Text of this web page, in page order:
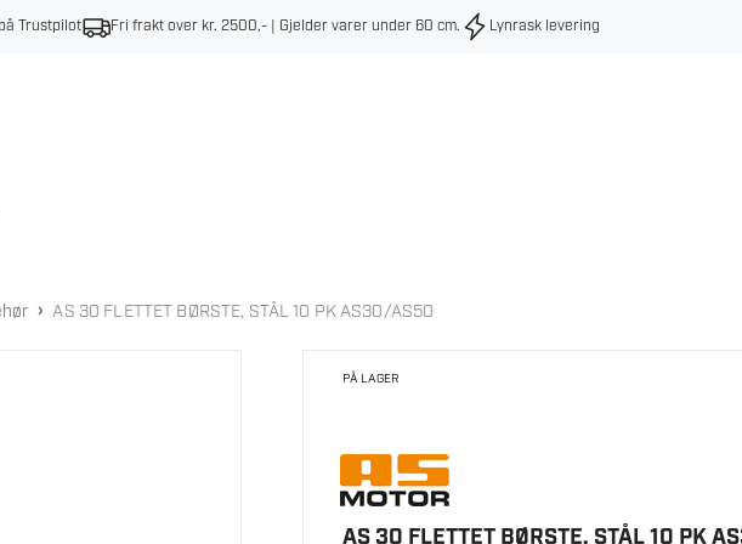
Trustpilot Fri frakt over kr. 2500,- | Gjelder varer under 60 cm. Lynrask levering
› AS 30 FLETTET BØRSTE, STÅL 10 PK AS30/AS50
PÅ LAGER
AS 30 FLETTET BØRSTE, STÅL 10 PK